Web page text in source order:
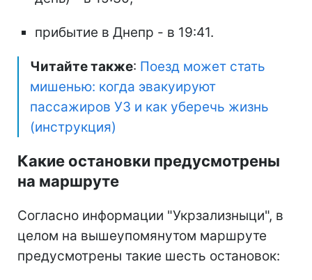
прибытие в Днепр - в 19:41.
Читайте также: Поезд может стать
мишенью: когда эвакуируют
пассажиров УЗ и как уберечь жизнь
(инструкция)
Какие остановки предусмотрены
на маршруте
Согласно информации "Укрзализныци", в
целом на вышеупомянутом маршруте
предусмотрены такие шесть остановок: